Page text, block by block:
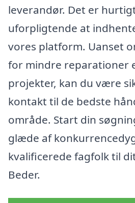
leverandør. Det er
uforpligtende at
vores platform. Uanset
for mindre reparationer
projekter, kan du være
kontakt til de bedste
område. Start din
glæde af
kvalificerede fagfolk til
Beder.